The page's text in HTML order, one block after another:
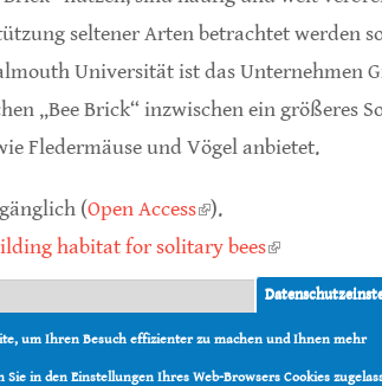
seltener Arten betrachtet werden
Universität ist das Unternehmen
„Bee Brick“ inzwischen ein größeres
Fledermäuse und Vögel anbietet.
(Open Access(link is external)
).
habitat for solitary bees(link is
,University of Exeter
um Ihren Besuch effizienter zu machen und Ihnen mehr
in den Einstellungen Ihres Web-Browsers Cookies